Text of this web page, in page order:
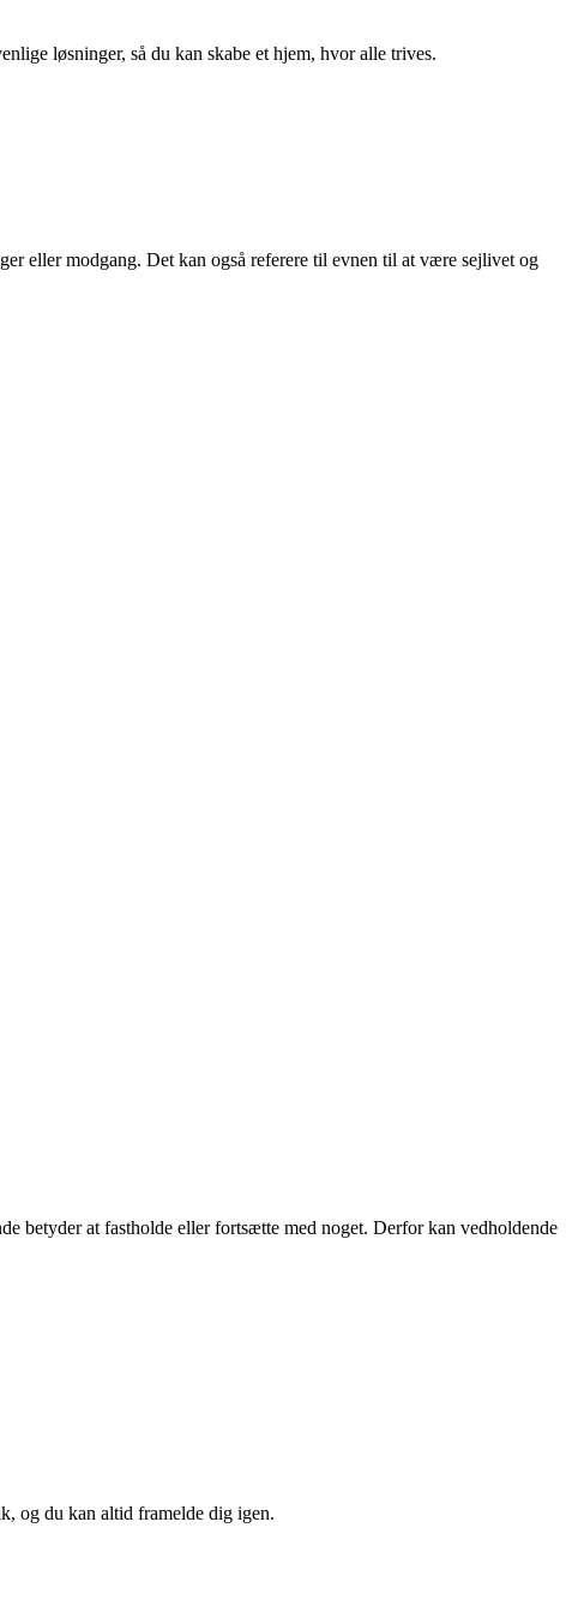
løsninger, så du kan skabe et hjem, hvor alle trives.
eller modgang. Det kan også referere til evnen til at være sejlivet og
betyder at fastholde eller fortsætte med noget. Derfor kan vedholdende
og du kan altid framelde dig igen.